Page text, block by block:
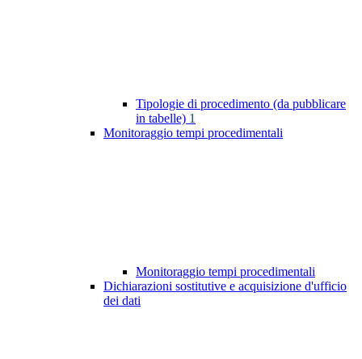
Tipologie di procedimento (da pubblicare
in tabelle) 1
Monitoraggio tempi procedimentali
Monitoraggio tempi procedimentali
Dichiarazioni sostitutive e acquisizione d'ufficio
dei dati